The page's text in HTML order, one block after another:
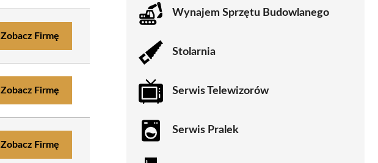
Zobacz Firmę
Zobacz Firmę
Zobacz Firmę
Wynajem Sprzętu Budowlanego
Stolarnia
Serwis Telewizorów
Serwis Pralek